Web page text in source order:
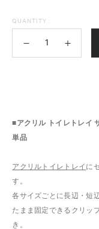
QUANTITY :
■アクリル トイレトレイ
単品
アクリルトイレトレイ に
す。
各サイズごとに長辺・短
たまま固定できるクリッ
き。